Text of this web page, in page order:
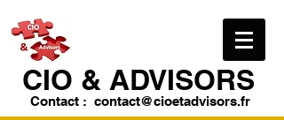
CIO & ​ADVISORS
Contact : contact@cioetadvisors.fr